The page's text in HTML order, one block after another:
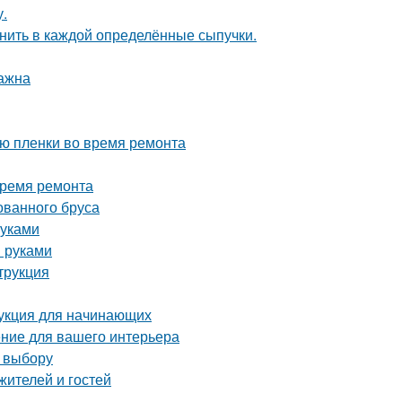
в каждой определённые сыпучки.
пленки во время ремонта
ремонта
бруса
руками
для начинающих
для вашего интерьера
выбору
и гостей